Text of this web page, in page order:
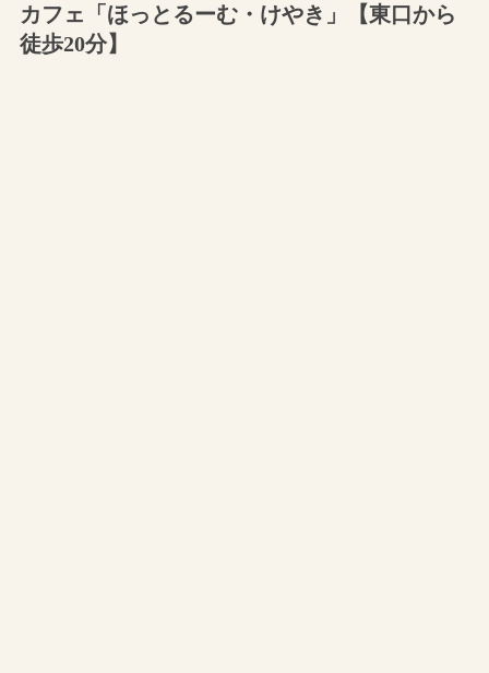
カフェ「ほっとるーむ・けやき」【東口から
徒歩20分】